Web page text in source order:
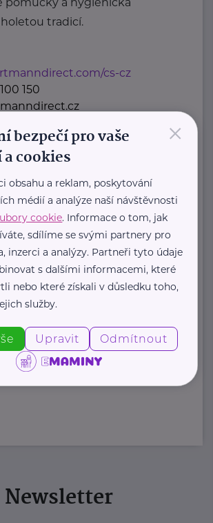
tradicí.
cs-cz
150
přehled společností
Newsletter
×
bezpečí pro vaše
cookies
obsahu a reklam, poskytování
médií a analýze naší návštěvnosti
cookie. Informace o tom, jak
sdílíme se svými partnery pro
inzerci a analýzy. Partneři tyto údaje
s dalšími informacemi, které
nebo které získali v důsledku toho,
služby.
Upravit Odmítnout